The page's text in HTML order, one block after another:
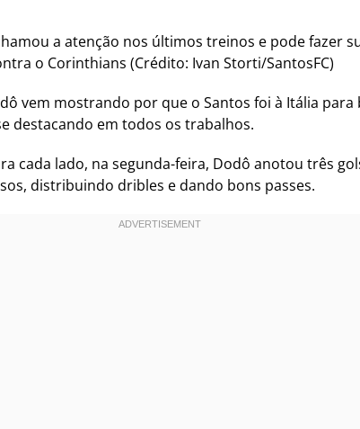
a atenção nos últimos treinos e pode fazer
o Corinthians (Crédito: Ivan Storti/SantosFC)
vem mostrando por que o Santos foi à Itália
destacando em todos os trabalhos.
cada lado, na segunda-feira, Dodô anotou três
distribuindo dribles e dando bons passes.